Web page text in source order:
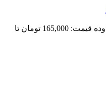
محدوده قیمت: 165,000 تومان تا